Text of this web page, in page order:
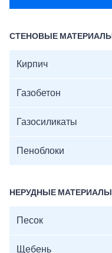
СТЕНОВЫЕ МАТЕРИАЛЫ
Кирпич
Газобетон
Газосиликаты
Пеноблоки
НЕРУДНЫЕ МАТЕРИАЛЫ
Песок
Щебень